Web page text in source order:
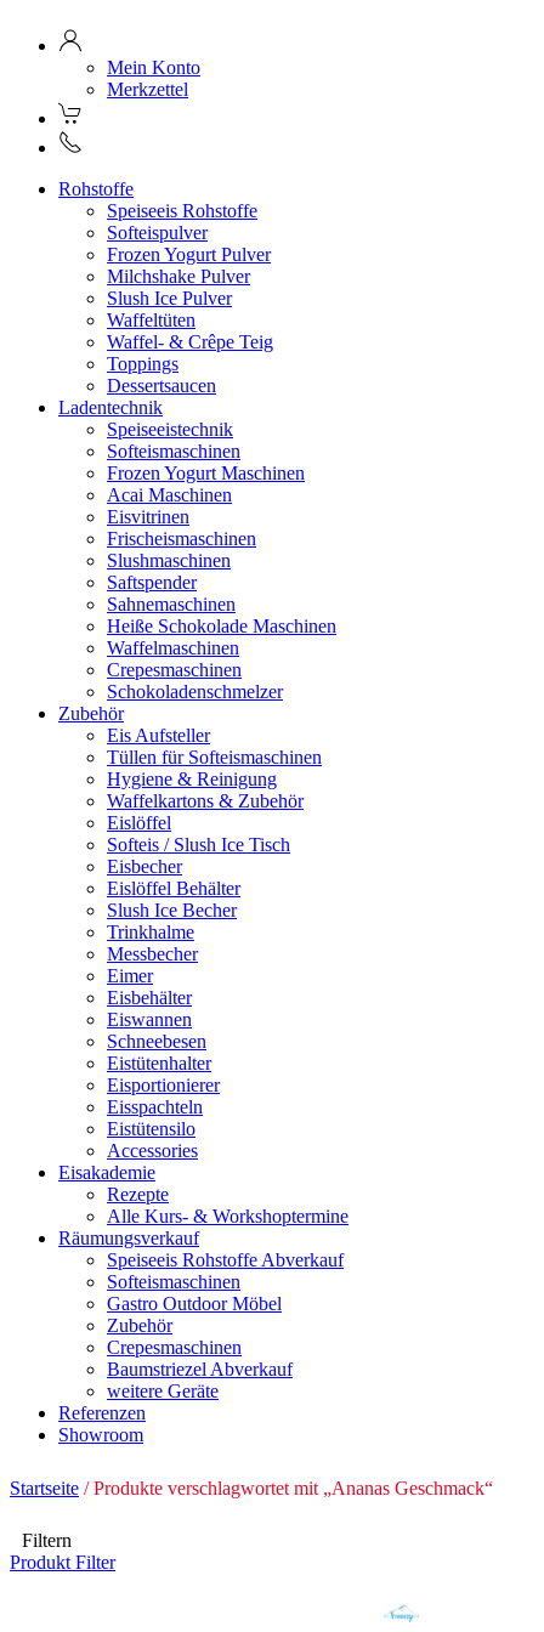
Mein Konto
Merkzettel
Rohstoffe
Speiseeis Rohstoffe
Softeispulver
Frozen Yogurt Pulver
Milchshake Pulver
Slush Ice Pulver
Waffeltüten
Waffel- & Crêpe Teig
Toppings
Dessertsaucen
Ladentechnik
Speiseeistechnik
Softeismaschinen
Frozen Yogurt Maschinen
Acai Maschinen
Eisvitrinen
Frischeismaschinen
Slushmaschinen
Saftspender
Sahnemaschinen
Heiße Schokolade Maschinen
Waffelmaschinen
Crepesmaschinen
Schokoladenschmelzer
Zubehör
Eis Aufsteller
Tüllen für Softeismaschinen
Hygiene & Reinigung
Waffelkartons & Zubehör
Eislöffel
Softeis / Slush Ice Tisch
Eisbecher
Eislöffel Behälter
Slush Ice Becher
Trinkhalme
Messbecher
Eimer
Eisbehälter
Eiswannen
Schneebesen
Eistütenhalter
Eisportionierer
Eisspachteln
Eistütensilo
Accessories
Eisakademie
Rezepte
Alle Kurs- & Workshoptermine
Räumungsverkauf
Speiseeis Rohstoffe Abverkauf
Softeismaschinen
Gastro Outdoor Möbel
Zubehör
Crepesmaschinen
Baumstriezel Abverkauf
weitere Geräte
Referenzen
Showroom
Startseite / Produkte verschlagwortet mit „Ananas Geschmack“
Filtern
Produkt Filter